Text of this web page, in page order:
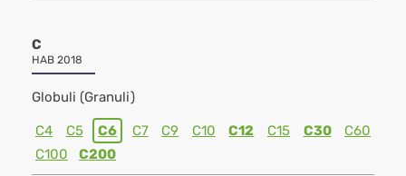
C
HAB 2018
Globuli (Granuli)
C4 C5 C6 C7 C9 C10 C12 C15 C30
C60
C100
C200